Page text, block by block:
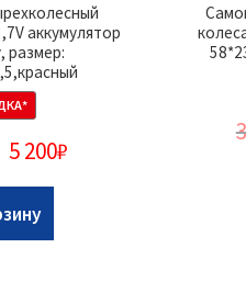
аккумулятор
размер:
5 200₽